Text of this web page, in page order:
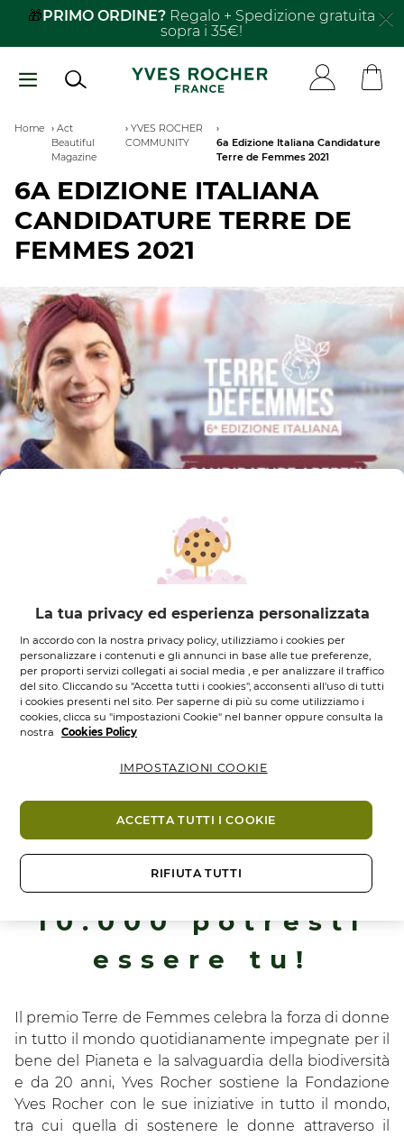
Salta
principale
🎁PRIMO ORDINE? Regalo + Spedizione gratuita
sopra i 35€!
Breadcrumb
Home
Act
Beautiful
Magazine
YVES ROCHER
COMMUNITY
6a Edizione Italiana Candidature
Terre de Femmes 2021
6A EDIZIONE ITALIANA
CANDIDATURE TERRE DE
FEMMES 2021
YVES ROCHER COMMUNITY
Sei una donna impegnata per
l’ambiente?
Candidati! La
prossima
vincitrice di €
10.000 potresti
essere tu!
Il premio Terre de Femmes celebra la forza di donne
in tutto il mondo quotidianamente impegnate per il
bene del Pianeta e la salvaguardia della biodiversità
e da 20 anni, Yves Rocher sostiene la Fondazione
Yves Rocher con le sue iniziative in tutto il mondo,
tra cui quella di sostenere le donne attraverso il
La tua privacy ed esperienza personalizzata
In accordo con la nostra privacy policy, utilizziamo i cookies per
personalizzare i contenuti e gli annunci in base alle tue preferenze,
per proporti servizi collegati ai social media , e per analizzare il traffico
del sito. Cliccando su "Accetta tutti i cookies", acconsenti all'uso di tutti
i cookies presenti nel sito. Per saperne di più su come utilizziamo i
cookies, clicca su "impostazioni Cookie" nel banner oppure consulta la
nostra
Cookies Policy
RIFIUTA TUTTI
ACCETTA TUTTI I COOKIE
IMPOSTAZIONI COOKIE